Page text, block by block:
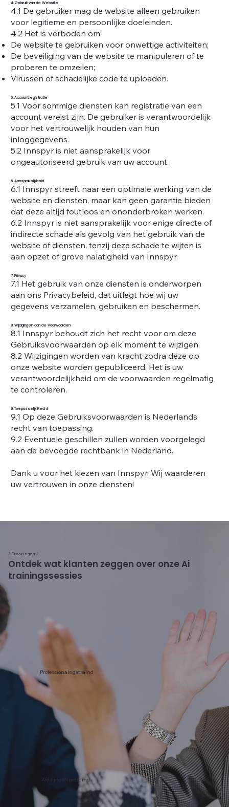
4. Gebruik van de Website
4.1 De gebruiker mag de website alleen gebruiken
voor legitieme en persoonlijke doeleinden.
4.2 Het is verboden om:
De website te gebruiken voor onwettige activiteiten;
De beveiliging van de website te manipuleren of te
proberen te omzeilen;
Virussen of schadelijke code te uploaden.
5. Accountregistratie
5.1 Voor sommige diensten kan registratie van een
account vereist zijn. De gebruiker is verantwoordelijk
voor het vertrouwelijk houden van hun
inloggegevens.
5.2 Innspyr is niet aansprakelijk voor
ongeautoriseerd gebruik van uw account.
6. Aansprakelijkheid
6.1 Innspyr streeft naar een optimale werking van de
website en diensten, maar kan geen garantie bieden
dat deze altijd foutloos en ononderbroken werken.
6.2 Innspyr is niet aansprakelijk voor enige directe of
indirecte schade als gevolg van het gebruik van de
website of diensten, tenzij deze schade te wijten is
aan opzet of grove nalatigheid van Innspyr.
7. Privacy
7.1 Het gebruik van onze diensten is onderworpen
aan ons Privacybeleid, dat uitlegt hoe wij uw
gegevens verzamelen, gebruiken en beschermen.
8. Wijzigingen aan de Voorwaarden
8.1 Innspyr behoudt zich het recht voor om deze
Gebruiksvoorwaarden op elk moment te wijzigen.
8.2 Wijzigingen worden van kracht zodra deze op
onze website worden gepubliceerd. Het is uw
verantwoordelijkheid om de voorwaarden regelmatig
te controleren.
9. Toepasselijk Recht
9.1 Op deze Gebruiksvoorwaarden is Nederlands
recht van toepassing.
9.2 Eventuele geschillen zullen worden voorgelegd
aan de bevoegde rechtbank in Nederland.
Dank u voor het kiezen van Innspyr. Wij waarderen
uw vertrouwen in onze diensten!
/ Ervaringen /
Ontdek wat klanten zeggen over onze Ai
trainingssessies
Professionals getraind
Afdelingen getraind